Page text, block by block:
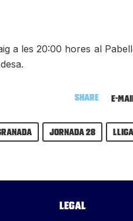
a les 20:00 hores al
Share E-
Jornada 28
Legal